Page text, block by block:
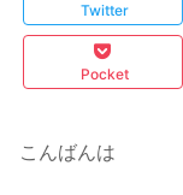
Twitter
Pocket
こんばんは